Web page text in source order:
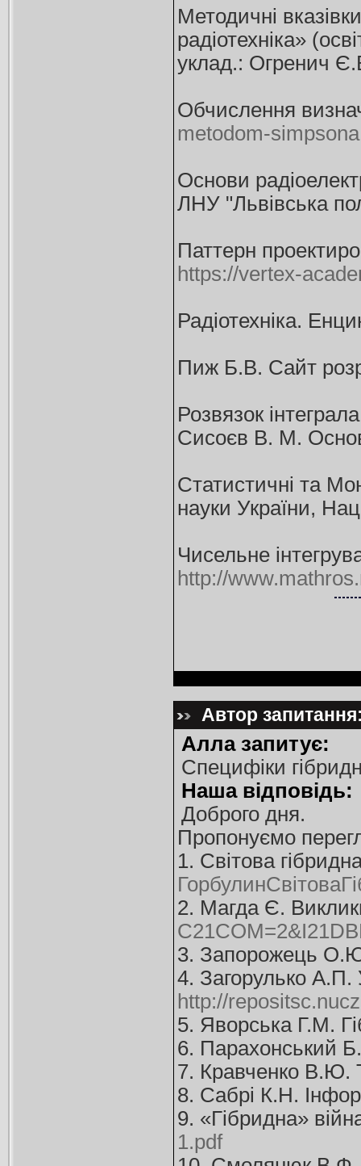
Методичні
радіотехніка»
уклад.: Огренич
Обчислення
metodom-
Основи
ЛНУ "Львівська
Паттерн
https://vertex-
Радіотехніка.
Пиж Б.В. Сайт
Розвязок
Сисоєв В. М.
Статистичні та
науки України,
Чисельне
http://
Автор
Алла запитує:
Специфіки
Наша відповідь:
Доброго дня.
Пропонуємо
1. Світова
2. Магда Є.
3. Запорожець
4. Загорулько А.П.
http://
5. Яворська Г.М.
6. Парахонський
7. Кравченко В.Ю.
8. Сабрі К.Н.
9. «Гібридна»
1.pdf